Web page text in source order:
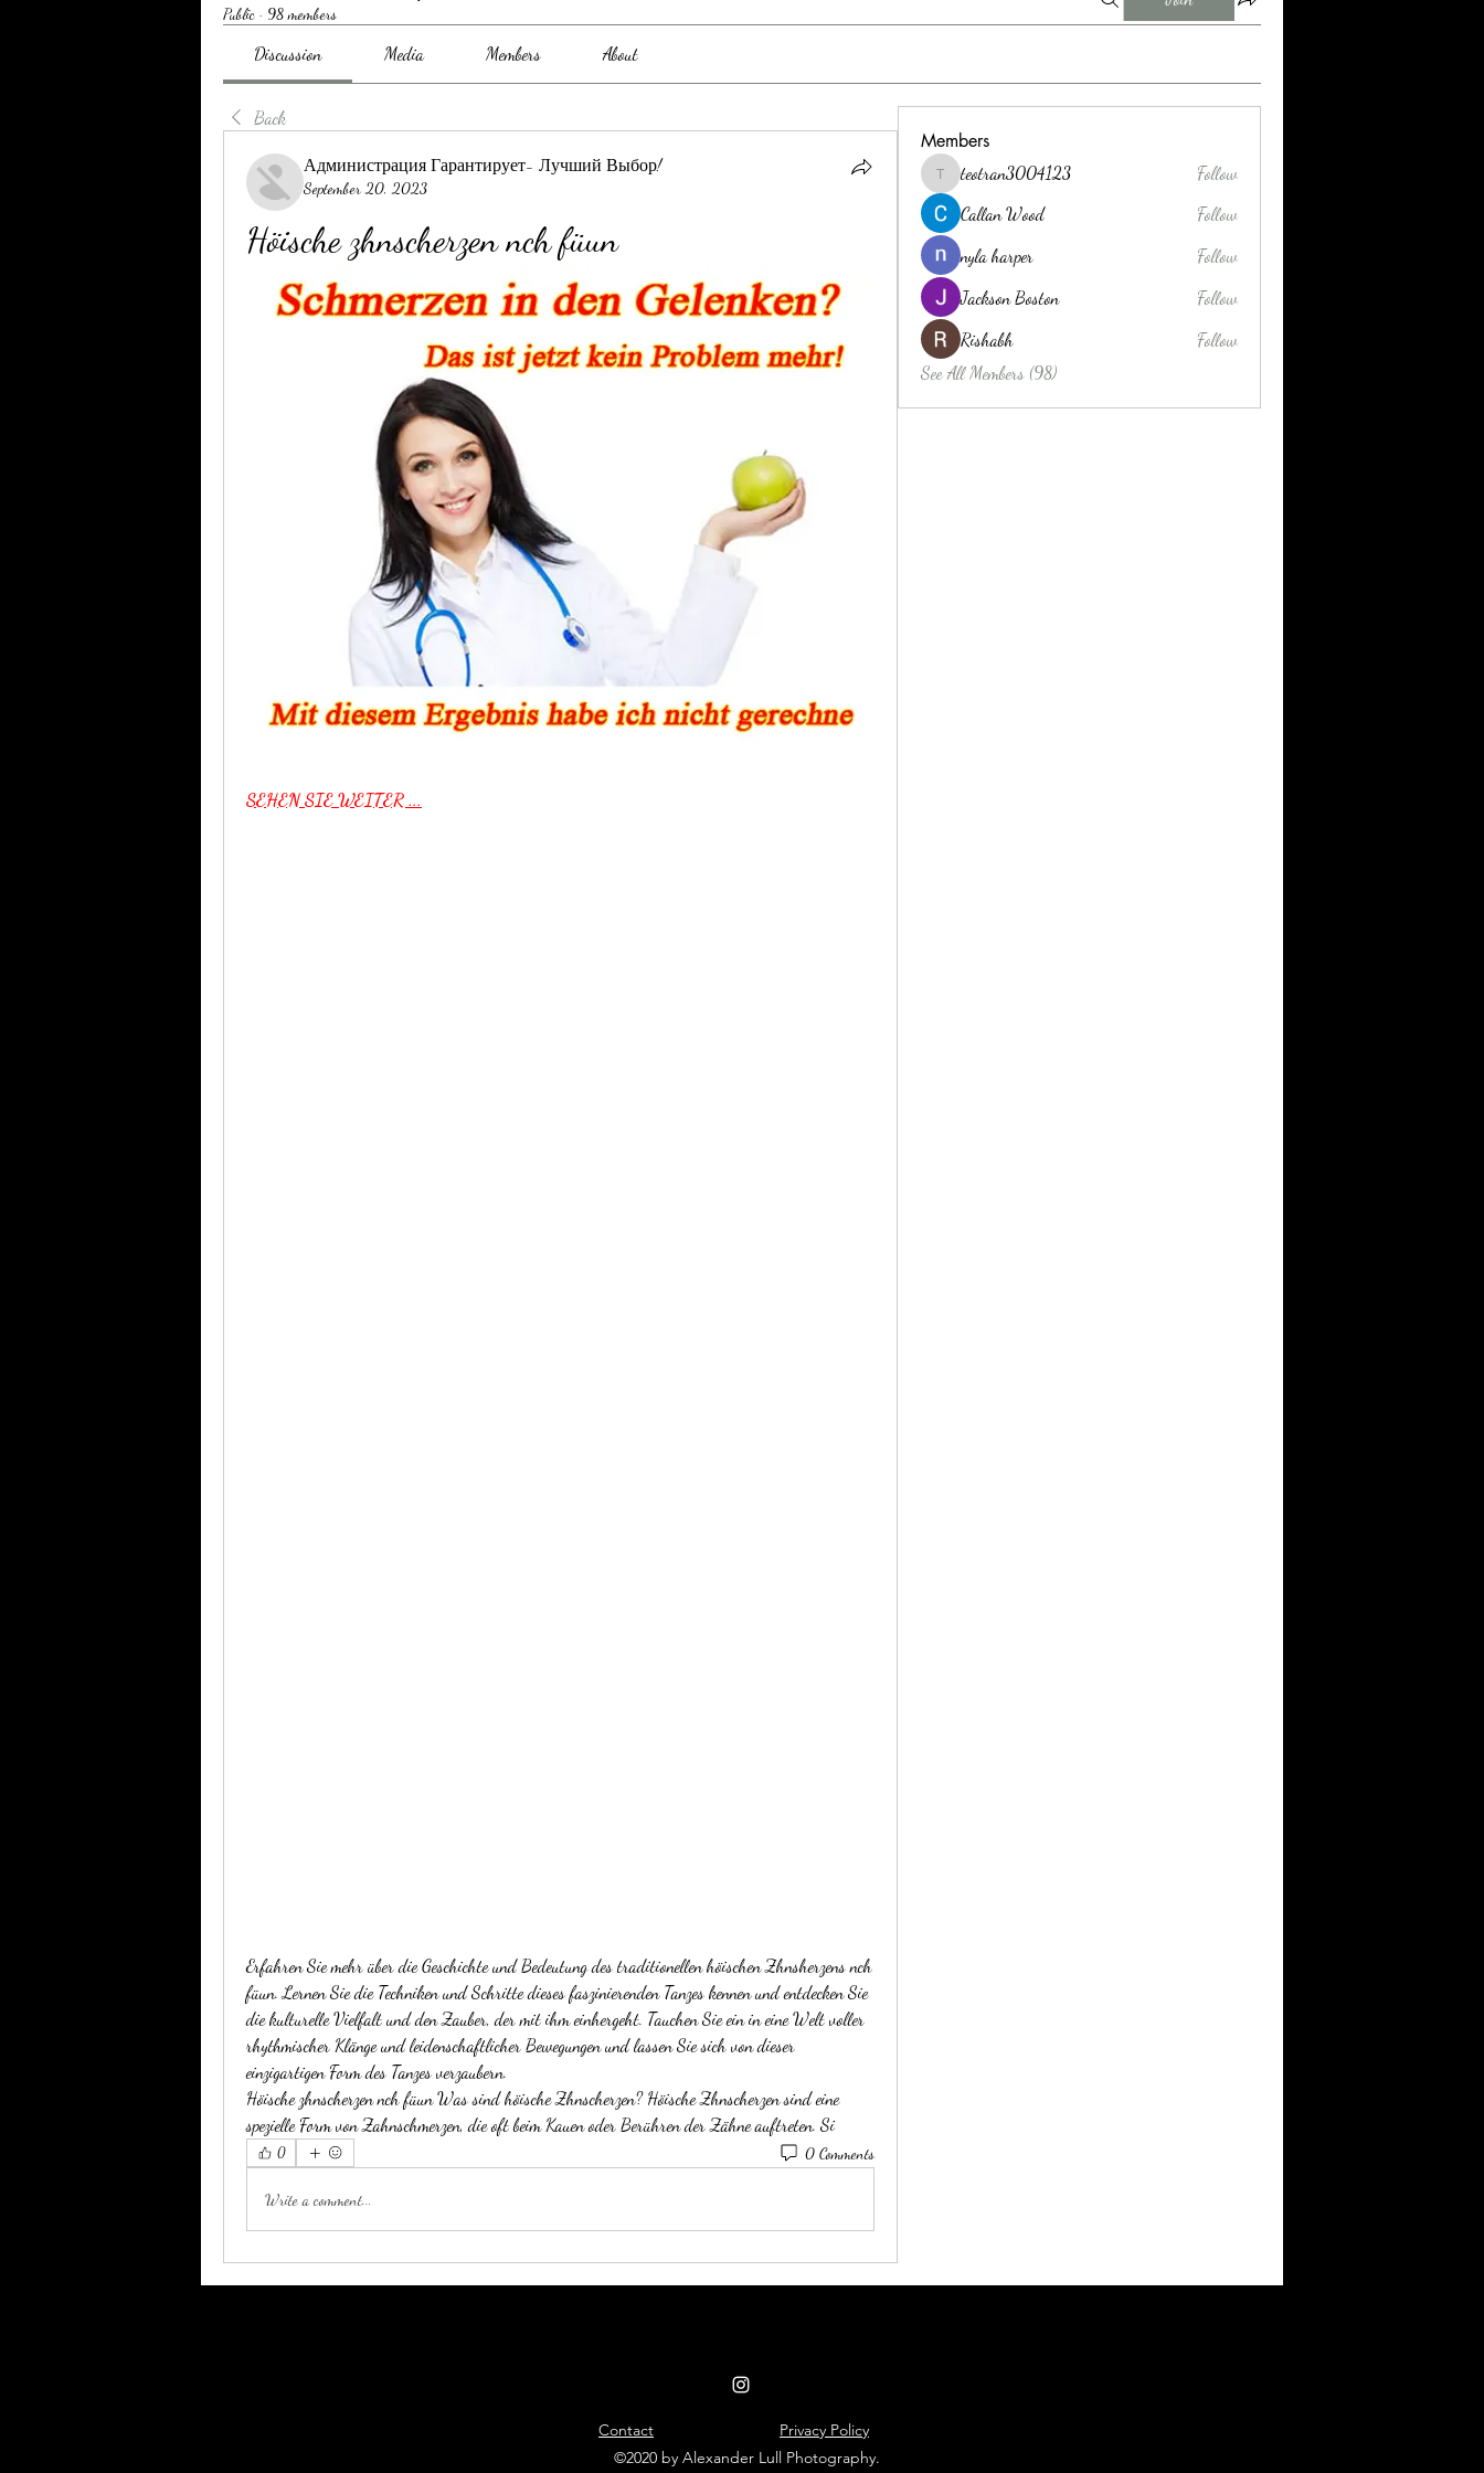
Public · 98 members
Discussion Media Members About
Back
Администрация Гарантирует- Лучший Выбор!
September 20, 2023
Höische zhnscherzen nch füun
SEHEN SIE WEITER ...
Erfahren Sie mehr über die Geschichte und Bedeutung des traditionellen höischen Zhnsherzens nch
füun. Lernen Sie die Techniken und Schritte dieses faszinierenden Tanzes kennen und entdecken Sie
die kulturelle Vielfalt und den Zauber, der mit ihm einhergeht. Tauchen Sie ein in eine Welt voller
rhythmischer Klänge und leidenschaftlicher Bewegungen und lassen Sie sich von dieser
einzigartigen Form des Tanzes verzaubern.
Höische zhnscherzen nch füun Was sind höische Zhnscherzen? Höische Zhnscherzen sind eine
spezielle Form von Zahnschmerzen, die oft beim Kauen oder Berühren der Zähne auftreten. Si
0 0 Comments
Write a comment...
Members
teotran3004123
teotran3004123
Follow
Callan Wood
Follow
nyla harper
Follow
Jackson Boston
Follow
Rishabh
Follow
See All Members (98)
Contact
Privacy Policy
©2020 by Alexander Lull Photography.